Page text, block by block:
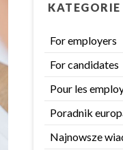
KATEGORIE
For employers
For candidates
Pour les
Poradnik
Najnowsze